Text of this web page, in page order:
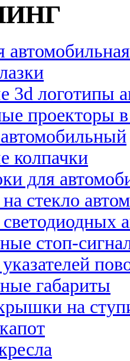
3d логотипы
проекторы
колпачки
для
стекло
стоп-
габариты
на